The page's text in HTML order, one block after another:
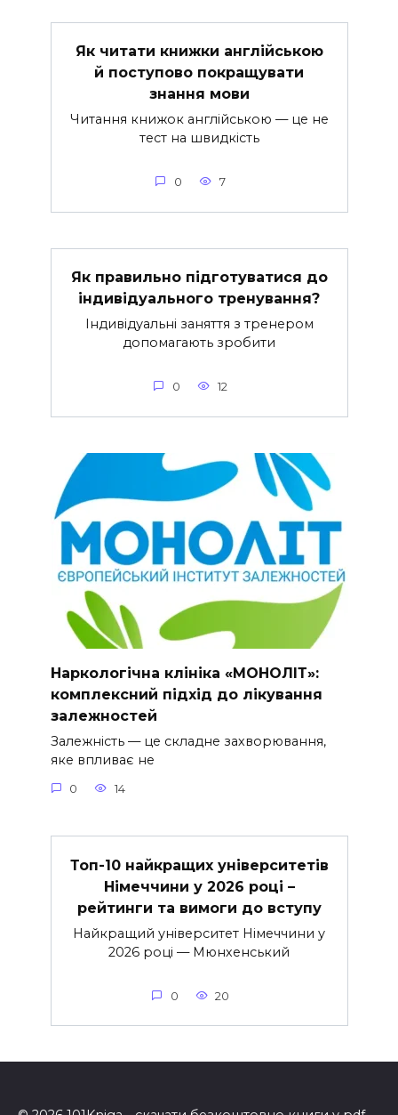
Як читати книжки англійською
й поступово покращувати
знання мови
Читання книжок англійською — це не
тест на швидкість
0 7
Як правильно підготуватися до
індивідуального тренування?
Індивідуальні заняття з тренером
допомагають зробити
0 12
Наркологічна клініка «МОНОЛІТ»:
комплексний підхід до лікування
залежностей
Залежність — це складне захворювання,
яке впливає не
0 14
Топ-10 найкращих університетів
Німеччини у 2026 році –
рейтинги та вимоги до вступу
Найкращий університет Німеччини у
2026 році — Мюнхенський
0 20